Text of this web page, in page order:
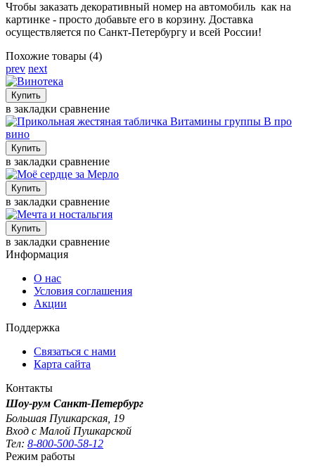
Чтобы заказать декоративный номер на автомобиль как на
картинке - просто добавьте его в корзину. Доставка
осуществляется по Санкт-Петербургу и всей России!
Похожие товары (4)
prev next
в закладки сравнение
в закладки сравнение
в закладки сравнение
в закладки сравнение
Информация
О нас
Условия соглашения
Акции
Поддержка
Связаться с нами
Карта сайта
Контакты
Шоу-рум Санкт-Петербург
Большая Пушкарская, 19
Вход с Малой Пушкарской
Тел: 8-800-500-58-12
Режим работы